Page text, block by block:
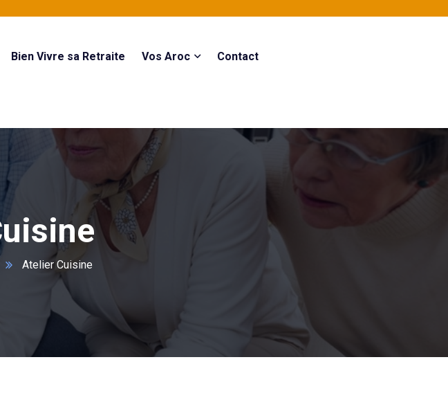
Bien Vivre sa Retraite Vos Aroc Contact
Atelier Cuisine